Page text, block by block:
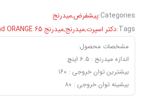
Categories:پیشفرض,میدرنج
Tags: دکتر اسپرت,میدرنج,میدرنج Street Sound ORANGE 65
مشخصات محصول:
اندازه میدرنج : 6.5 اینچ
بیشترین توان خروجی : ۱۶۰
بیشینه توان خروجی : ۸۰